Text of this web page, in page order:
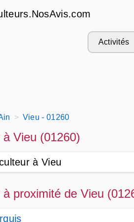
Activités
Vieu - 01260
Vieu (01260)
à Vieu
proximité de Vieu